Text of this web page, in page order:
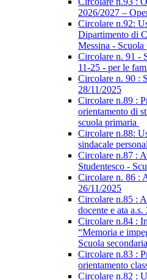
2026/2027 –
Circolare n.92:
Dipartimento di
Messina - Scuola
Circolare n. 91 -
11-25 - per le
Circolare n. 90 :
28/11/2025
Circolare n.89 :
orientamento di
scuola primaria
Circolare n.88:
sindacale
Circolare n.87 :
Studentesco -
Circolare n. 86 :
26/11/2025
Circolare n.85 :
docente e ata
Circolare n.84 :
“Memoria e
Scuola
Circolare n.83 :
orientamento
Circolare n.82 :